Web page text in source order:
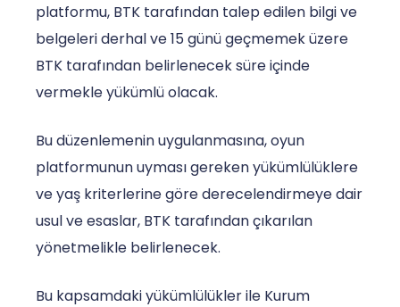
platformu, BTK tarafından talep edilen bilgi ve
belgeleri derhal ve 15 günü geçmemek üzere
BTK tarafından belirlenecek süre içinde
vermekle yükümlü olacak.
Bu düzenlemenin uygulanmasına, oyun
platformunun uyması gereken yükümlülüklere
ve yaş kriterlerine göre derecelendirmeye dair
usul ve esaslar, BTK tarafından çıkarılan
yönetmelikle belirlenecek.
Bu kapsamdaki yükümlülükler ile Kurum